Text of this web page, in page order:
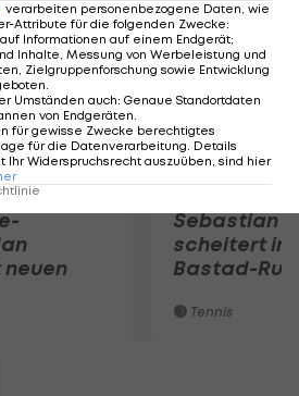
Sebastian
scheitert in
Bastad-
Tennis
verarbeiten personenbezogene Daten, wie
Attribute für die folgenden Zwecke:
Informationen auf einem Endgerät;
Inhalte, Messung von Werbeleistung und
Zielgruppenforschung sowie Entwicklung
.
Umständen auch: Genaue Standortdaten
von Endgeräten.
für gewisse Zwecke berechtigtes
für die Datenverarbeitung. Details
Ihr Widerspruchsrecht auszuüben, sind hier